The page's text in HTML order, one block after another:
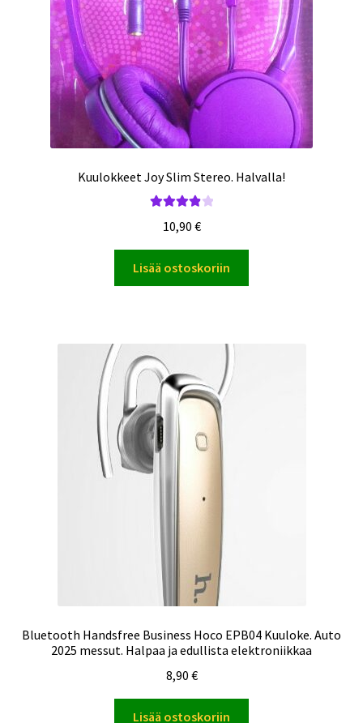
Kuulokkeet Joy Slim Stereo. Halvalla!
tuotteesta:
4.00/ 5
10,90 €
Lisää ostoskoriin
Bluetooth Handsfree Business Hoco EPB04 Kuuloke. Auto
2025 messut. Halpaa ja edullista elektroniikkaa
8,90 €
Lisää ostoskoriin